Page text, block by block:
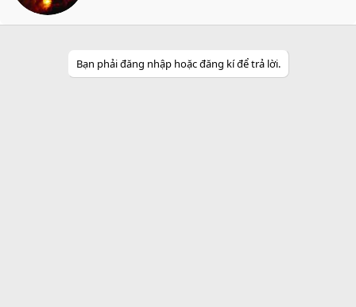
n
Bạn phải đăng nhập hoặc đăng kí để trả lời.